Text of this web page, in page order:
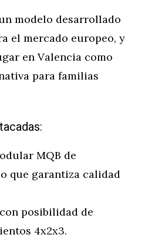
modelo desarrollado
el mercado europeo, y
en Valencia como
para familias
MQB de
que garantiza calidad
posibilidad de
4x2x3.